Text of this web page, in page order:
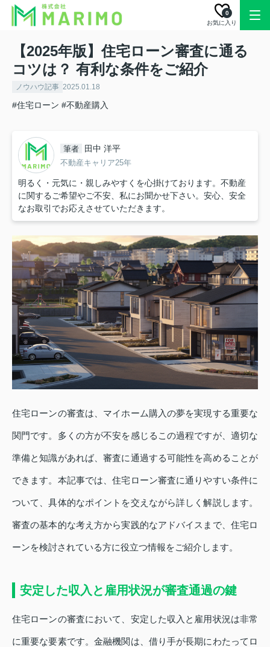
お気に入り
0
【2025年版】住宅ローン審査に通る
コツは？ 有利な条件をご紹介
ノウハウ記事 2025.01.18
#住宅ローン #不動産購入
筆者 田中 洋平
不動産キャリア25年
明るく・元気に・親しみやすくを心掛けております。不動産
に関するご希望やご不安、私にお聞かせ下さい。安心、安全
なお取引でお応えさせていただきます。
住宅ローンの審査は、マイホーム購入の夢を実現する重要な
関門です。多くの方が不安を感じるこの過程ですが、適切な
準備と知識があれば、審査に通過する可能性を高めることが
できます。本記事では、住宅ローン審査に通りやすい条件に
ついて、具体的なポイントを交えながら詳しく解説します。
審査の基本的な考え方から実践的なアドバイスまで、住宅ロ
ーンを検討されている方に役立つ情報をご紹介します。
安定した収入と雇用状況が審査通過の鍵
住宅ローンの審査において、安定した収入と雇用状況は非常
に重要な要素です。金融機関は、借り手が長期にわたってロ